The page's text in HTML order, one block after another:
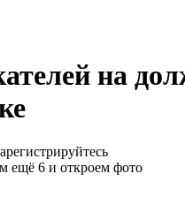
на
ещё 6 и откроем фото